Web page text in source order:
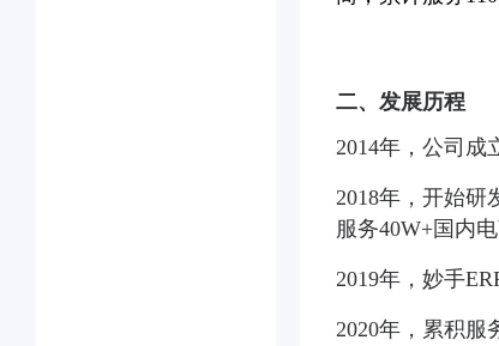
二、发展历程
2014年，公司成
2018年，开始研
服务40W+国内
2019年，妙手
2020年，累积服